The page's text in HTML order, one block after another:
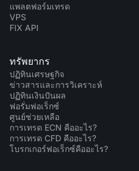
แพลตฟอร์มเทรด
VPS
FIX API
ทรัพยากร
ปฏิทินเศรษฐกิจ
ข่าวสารและการวิเคราะห์
ปฏิทินเงินปันผล
ฟอรั่มฟอเร็กซ์
ศูนย์ช่วยเหลือ
การเทรด ECN คืออะไร?
การเทรด CFD คืออะไร?
โบรกเกอร์ฟอเร็กซ์คืออะไร?